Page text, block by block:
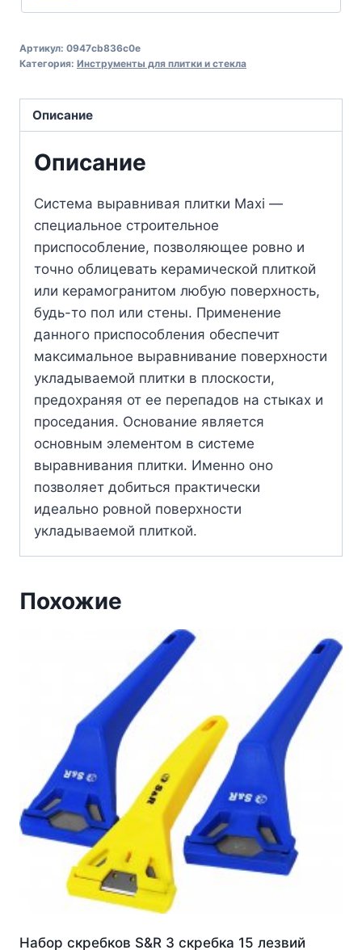
Артикул: 0947cb836c0e
Категория: Инструменты для плитки и стекла
Описание
Описание
Система выравнивая плитки Maxi —
специальное строительное
приспособление, позволяющее ровно и
точно облицевать керамической плиткой
или керамогранитом любую поверхность,
будь-то пол или стены. Применение
данного приспособления обеспечит
максимальное выравнивание поверхности
укладываемой плитки в плоскости,
предохраняя от ее перепадов на стыках и
проседания. Основание является
основным элементом в системе
выравнивания плитки. Именно оно
позволяет добиться практически
идеально ровной поверхности
укладываемой плиткой.
Похожие
Набор скребков S&R 3 скребка 15 лезвий